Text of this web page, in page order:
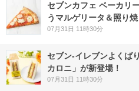
セブンカフェ ベーカリ
うマルゲリータ＆照り
07月31日 11時30分
セブン‐イレブンよくば
カロニ」が新登場！
07月31日 11時30分